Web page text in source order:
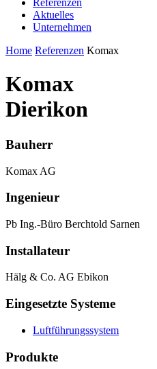
Referenzen
Aktuelles
Unternehmen
Home Referenzen Komax
Komax
Dierikon
Bauherr
Komax AG
Ingenieur
Pb Ing.-Büro Berchtold Sarnen
Installateur
Hälg & Co. AG Ebikon
Eingesetzte Systeme
Luftführungssystem
Produkte